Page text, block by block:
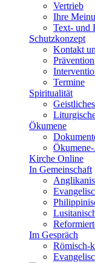
Vertrieb
Ihre
Text- und
Schutzkonzept
Kontakt
Prävention
Termine
Spiritualität
Ökumene
Kirche Online
In Gemeinschaft
Im Gespräch
Römisch-